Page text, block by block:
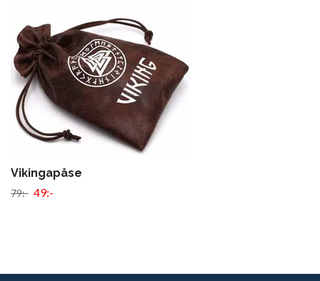
Vikingapåse
79:- 49:-